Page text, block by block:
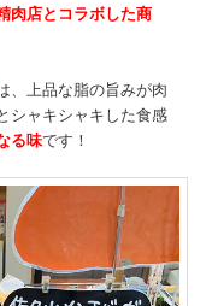
肉店とコラボした商
、上品な脂の旨みが肉
シャキシャキした食感
る味です！